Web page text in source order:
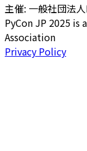
主催: 一般社団法
PyCon JP 2025
Association
Privacy Policy